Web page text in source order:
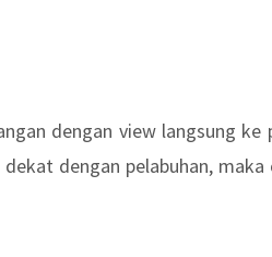
dengan view langsung ke
dengan pelabuhan,